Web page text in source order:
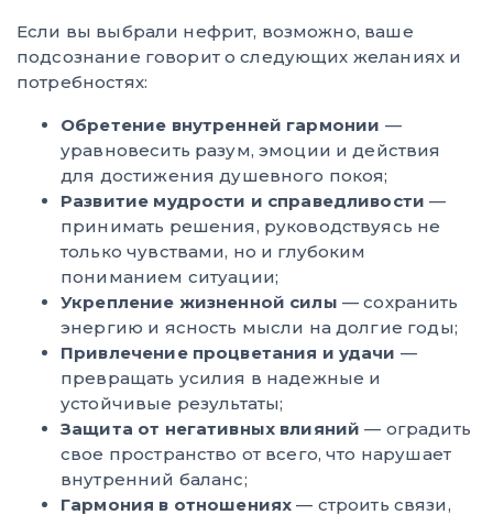
Если вы выбрали нефрит, возможно, ваше
подсознание говорит о следующих желаниях и
потребностях:
Обретение внутренней гармонии —
уравновесить разум, эмоции и действия
для достижения душевного покоя;
Развитие мудрости и справедливости —
принимать решения, руководствуясь не
только чувствами, но и глубоким
пониманием ситуации;
Укрепление жизненной силы — сохранить
энергию и ясность мысли на долгие годы;
Привлечение процветания и удачи —
превращать усилия в надежные и
устойчивые результаты;
Защита от негативных влияний — оградить
свое пространство от всего, что нарушает
внутренний баланс;
Гармония в отношениях — строить связи,